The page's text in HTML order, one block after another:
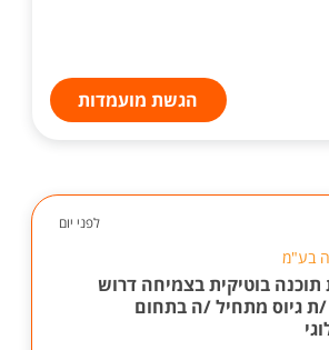
הגשת מועמדות
לפני יום
בע"מ
בוטיקית בצמיחה דרוש
ת גיוס מתחיל /ה בתחום